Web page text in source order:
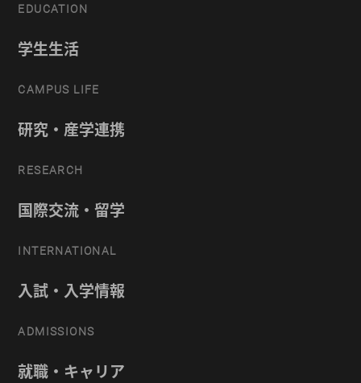
EDUCATION
学生生活
CAMPUS LIFE
研究・産学連携
RESEARCH
国際交流・留学
INTERNATIONAL
入試・入学情報
ADMISSIONS
就職・キャリア